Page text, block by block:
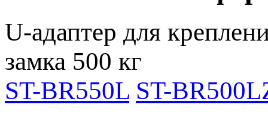
U-адаптер для
замка 500 кг
ST-BR550L ST-